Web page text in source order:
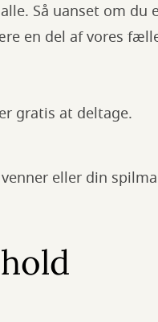
Så uanset om du
en del af vores
gratis at deltage.
eller din